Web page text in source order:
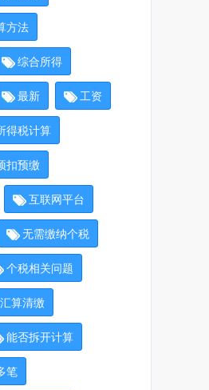
方法
综合所得
最新 工资
得税计算
扣预缴
互联网平台
无需缴纳个税
个税相关问题
算清缴
能否拆开计算
笔